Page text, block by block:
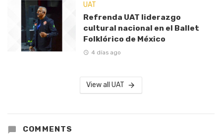
UAT
Refrenda UAT liderazgo
cultural nacional en el Ballet
Folklórico de México
4 días ago
View all UAT
COMMENTS